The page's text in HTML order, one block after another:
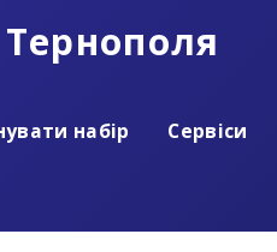
набір Сервіси